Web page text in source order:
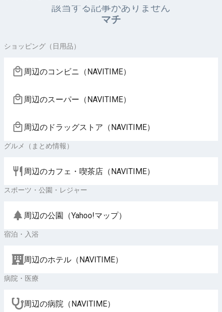
該当する記事がありません
マチ
ショッピング（日用品）
周辺のコンビニ（NAVITIME）
周辺のスーパー（NAVITIME）
周辺のドラッグストア（NAVITIME）
グルメ（まとめ情報）
周辺のカフェ・喫茶店（NAVITIME）
スポーツ・公園・レジャー
周辺の公園（Yahoo!マップ）
宿泊・入浴
周辺のホテル（NAVITIME）
病院・医療
周辺の病院（NAVITIME）